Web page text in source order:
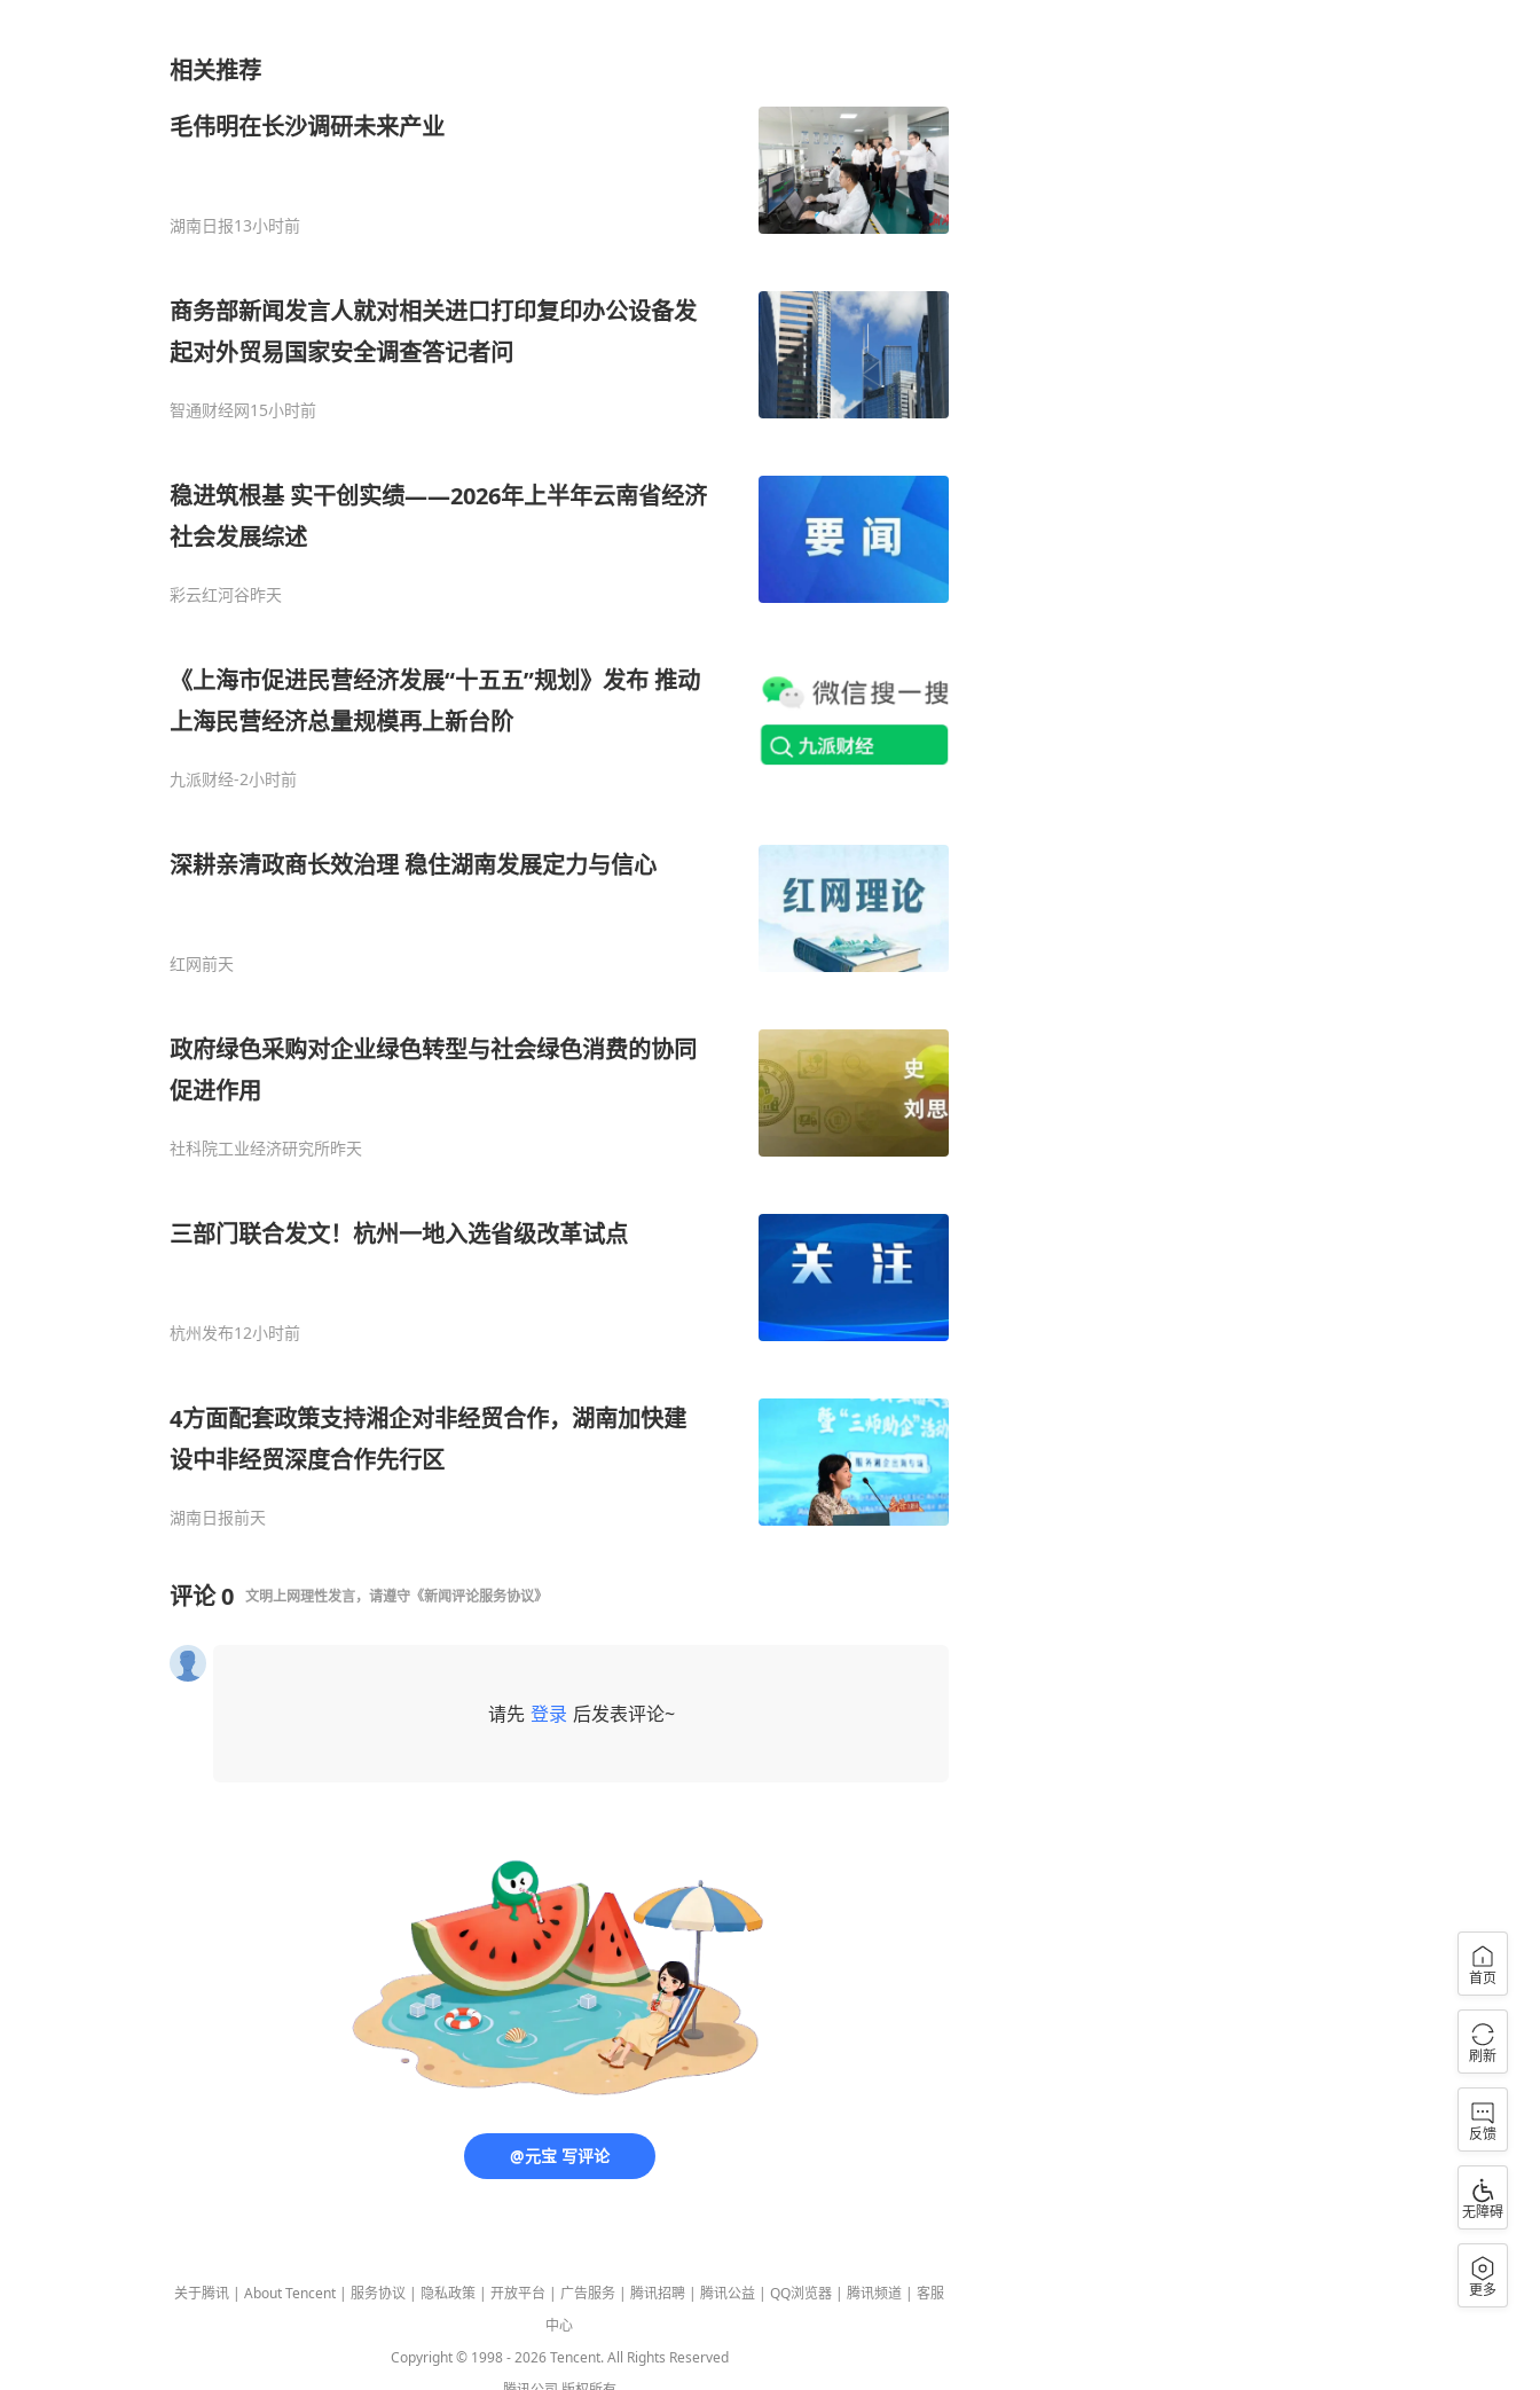
相关推荐
毛伟明在长沙调研未来产业
湖南日报13小时前
商务部新闻发言人就对相关进口打印复印办公设备发
起对外贸易国家安全调查答记者问
智通财经网15小时前
稳进筑根基 实干创实绩——2026年上半年云南省经济
社会发展综述
彩云红河谷昨天
《上海市促进民营经济发展“十五五”规划》发布 推动
上海民营经济总量规模再上新台阶
九派财经-2小时前
深耕亲清政商长效治理 稳住湖南发展定力与信心
红网前天
政府绿色采购对企业绿色转型与社会绿色消费的协同
促进作用
社科院工业经济研究所昨天
三部门联合发文！杭州一地入选省级改革试点
杭州发布12小时前
4方面配套政策支持湘企对非经贸合作，湖南加快建
设中非经贸深度合作先行区
湖南日报前天
评论0 文明上网理性发言，请遵守 《新闻评论服务协议》
请先 登录 后发表评论~
@元宝 写评论
关于腾讯 | About Tencent | 服务协议 | 隐私政策 | 开放平台 | 广告服务 | 腾讯招聘 | 腾讯公益 | QQ浏览器 | 腾讯频道 | 客服
中心
Copyright © 1998 -2026Tencent. All Rights Reserved
首页
刷新
反馈
无障碍
更多